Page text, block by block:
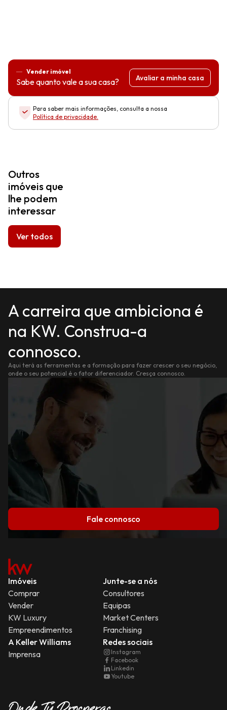
Vender imóvel
Sabe quanto vale a sua casa? Avaliar a minha casa
Para saber mais informações, consulta a nossa
Política de privacidade.
Outros
imóveis que
lhe podem
interessar
Ver todos
A carreira que ambiciona é
na KW. Construa-a
connosco.
Aqui terá as ferramentas e a formação para fazer crescer o seu negócio,
onde o seu potencial é o fator diferenciador. Cresça connosco.
Fale connosco
Imóveis
Comprar
Vender
KW Luxury
Empreendimentos
Junte-se a nós
Consultores
Equipas
Market Centers
Franchising
A Keller Williams
Imprensa
Redes sociais
Instagram
Facebook
Linkedin
Youtube